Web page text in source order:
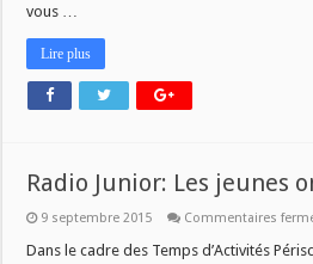
vous …
Lire plus
Radio Junior: Les jeunes
9 septembre 2015 Commentaires
Dans le cadre des Temps d’Activités